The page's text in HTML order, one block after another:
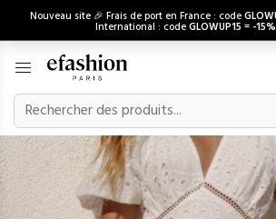
Nouveau site 🎉 Frais de port en France : code
International : codeGLOWUP15 = -15%